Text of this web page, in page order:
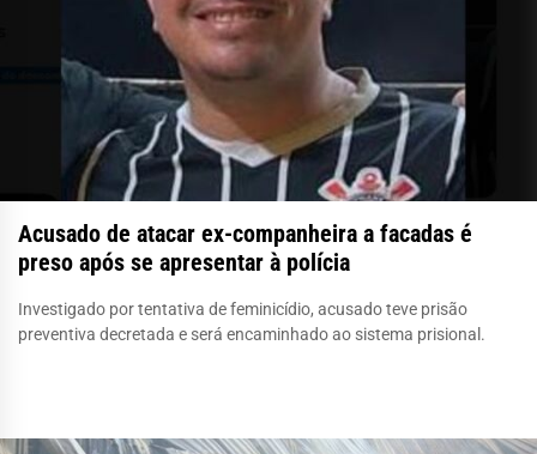
Acusado de atacar ex-companheira a facadas é
preso após se apresentar à polícia
Investigado por tentativa de feminicídio, acusado teve prisão
preventiva decretada e será encaminhado ao sistema prisional.